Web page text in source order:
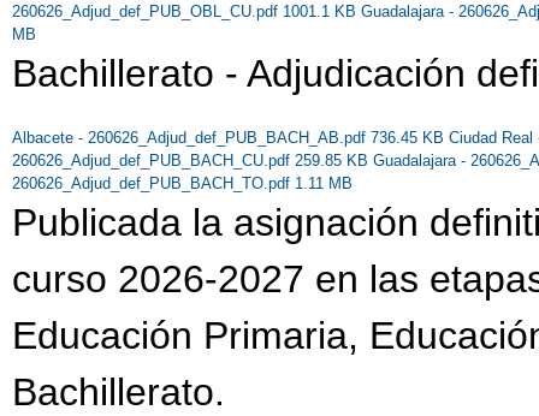
260626_Adjud_def_PUB_OBL_CU.pdf 1001.1 KB Guadalajara -
MB
Bachillerato - Adjudicación
Albacete - 260626_Adjud_def_PUB_BACH_AB.pdf 736.45 KB Ciudad
260626_Adjud_def_PUB_BACH_CU.pdf 259.85 KB Guadalajara -
260626_Adjud_def_PUB_BACH_TO.pdf 1.11 MB
Publicada la asignación
curso 2026-2027 en las
Educación Primaria,
Bachillerato.